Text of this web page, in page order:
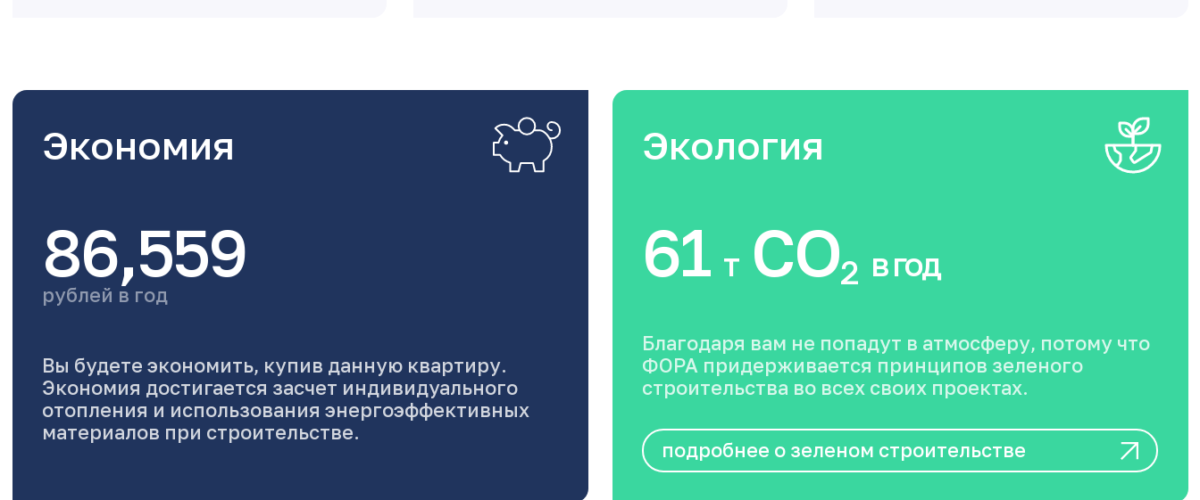
Экономия
86,559
рублей в год
Вы будете экономить, купив данную квартиру.
Экономия достигается засчет индивидуального
отопления и использования энергоэффективных
материалов при строительстве.
Экология
61 тCO2 в год
Благодаря вам не попадут в атмосферу, потому что
ФОРА придерживается принципов зеленого
строительства во всех своих проектах.
подробнее о зеленом строительстве